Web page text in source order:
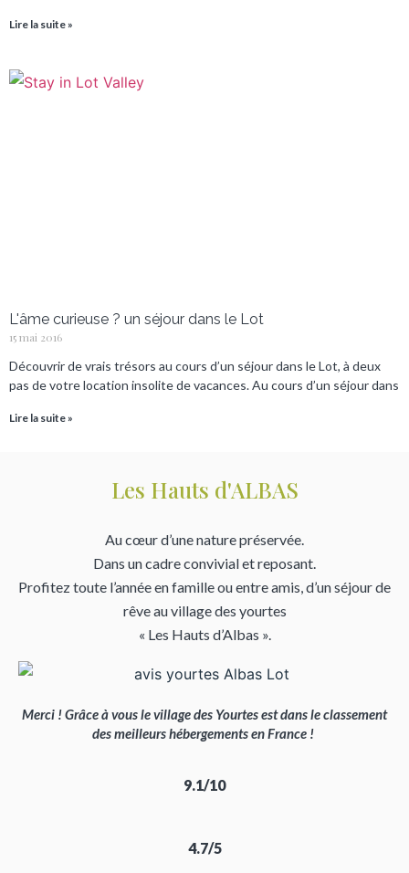
Lire la suite »
L'âme curieuse ? un séjour dans le Lot
15 mai 2016
Découvrir de vrais trésors au cours d’un séjour dans le Lot, à deux
pas de votre location insolite de vacances. Au cours d’un séjour dans
Lire la suite »
Les Hauts d'ALBAS
Au cœur d’une nature préservée.
Dans un cadre convivial et reposant.
Profitez toute l’année en famille ou entre amis, d’un séjour de
rêve au village des yourtes
« Les Hauts d’Albas ».
Merci ! Grâce à vous le village des Yourtes est dans le classement
des meilleurs hébergements en France !
9.1/10
4.7/5